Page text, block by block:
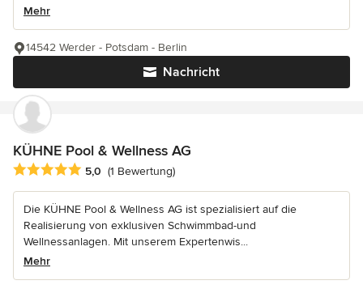
Mehr
Nachricht
14542 Werder - Potsdam - Berlin
KÜHNE Pool & Wellness AG
Durchschnittliche Bewertung: 5 von 5 Sternen
5,0 (1 Bewertung)
Die KÜHNE Pool & Wellness AG ist spezialisiert auf die
Realisierung von exklusiven Schwimmbad-und
Wellnessanlagen. Mit unserem Expertenwis...
Mehr